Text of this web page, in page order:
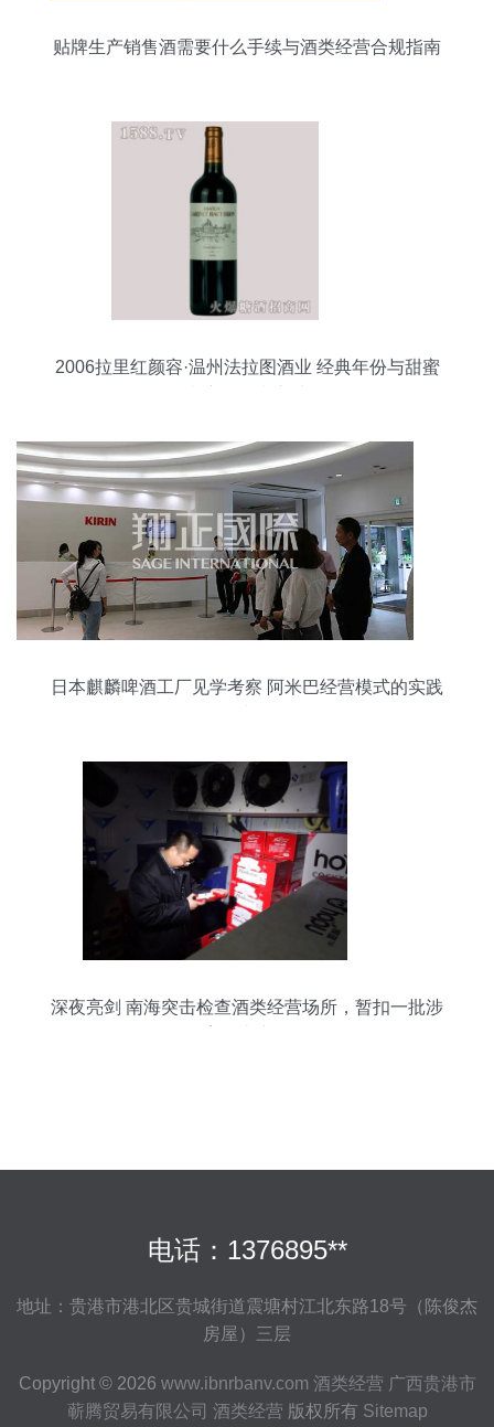
贴牌生产销售酒需要什么手续与酒类经营合规指南
2006拉里红颜容·温州法拉图酒业 经典年份与甜蜜
日本麒麟啤酒工厂见学考察 阿米巴经营模式的实践
深夜亮剑 南海突击检查酒类经营场所，暂扣一批涉
电话：1376895**
地址：贵港市港北区贵城街道震塘村江北东路18号（陈俊杰
房屋）三层
Copyright © 2026 www.ibnrbanv.com 酒类经营 广西贵港市
蕲腾贸易有限公司 酒类经营 版权所有 Sitemap